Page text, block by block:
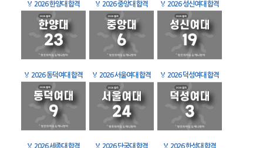
🏅 2026 한양대 합격 🏅 2026 중앙대 합격 🏅 2026 성신여대 합격
🏅 2026 동덕여대 합격 🏅 2026 서울여대 합격 🏅 2026 덕성여대 합격
🏅 2026 세종대 합격 🏅 2026 단국대 합격 🏅 2026 한성대 합격